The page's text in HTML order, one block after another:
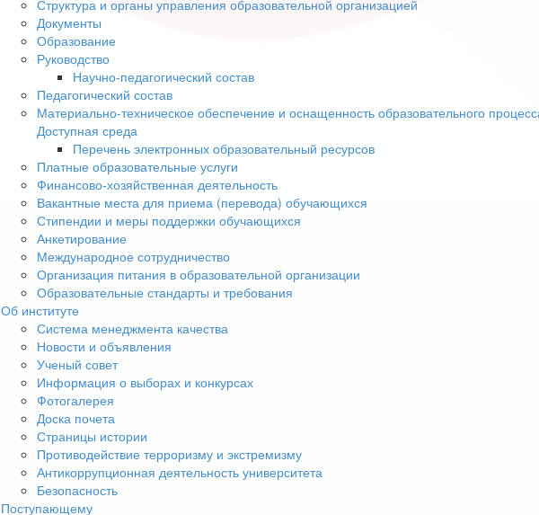
Структура и органы управления образовательной организацией
Документы
Образование
Руководство
Научно-педагогический состав
Педагогический состав
Материально-техническое обеспечение и оснащенность образовательного
Доступная среда
Перечень электронных образовательный ресурсов
Платные образовательные услуги
Финансово-хозяйственная деятельность
Вакантные места для приема (перевода) обучающихся
Стипендии и меры поддержки обучающихся
Анкетирование
Международное сотрудничество
Организация питания в образовательной организации
Образовательные стандарты и требования
Об институте
Система менеджмента качества
Новости и объявления
Ученый совет
Информация о выборах и конкурсах
Фотогалерея
Доска почета
Страницы истории
Противодействие терроризму и экстремизму
Антикоррупционная деятельность университета
Безопасность
Поступающему